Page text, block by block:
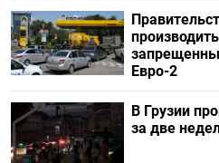
Евро-2
В Грузии
за две